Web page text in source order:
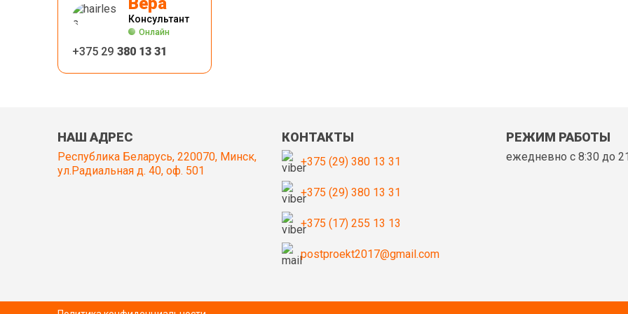
Консультант
Онлайн
+375 29 380 13 31
НАШ АДРЕС
Республика Беларусь, 220070, Минск,
ул.Радиальная д. 40, оф. 501
КОНТАКТЫ
+375 (29) 380 13 31
+375 (29) 380 13 31
+375 (17) 255 13 13
postproekt2017@gmail.com
РЕЖИМ РАБОТЫ
ежедневно с 8:30 до